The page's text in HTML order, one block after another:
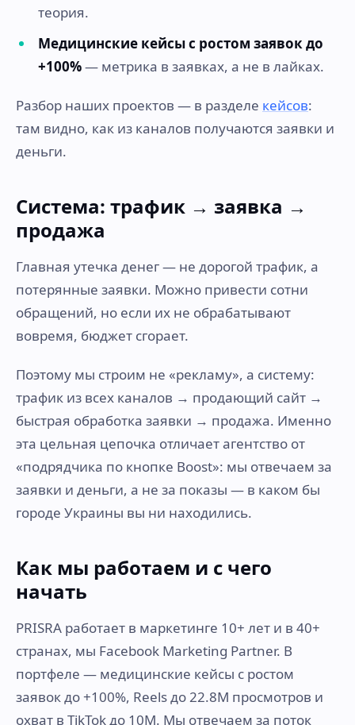
теория.
Медицинские кейсы с ростом заявок до
+100%— метрика в заявках, а не в лайках.
Разбор наших проектов — в разделе кейсов:
там видно, как из каналов получаются заявки и
деньги.
Система: трафик → заявка →
продажа
Главная утечка денег — не дорогой трафик, а
потерянные заявки. Можно привести сотни
обращений, но если их не обрабатывают
вовремя, бюджет сгорает.
Поэтому мы строим не «рекламу», а систему:
трафик из всех каналов → продающий сайт →
быстрая обработка заявки → продажа. Именно
эта цельная цепочка отличает агентство от
«подрядчика по кнопке Boost»: мы отвечаем за
заявки и деньги, а не за показы — в каком бы
городе Украины вы ни находились.
Как мы работаем и с чего
начать
PRISRA работает в маркетинге 10+ лет и в 40+
странах, мы Facebook Marketing Partner. В
портфеле — медицинские кейсы с ростом
заявок до +100%, Reels до 22.8M просмотров и
охват в TikTok до 10M. Мы отвечаем за поток